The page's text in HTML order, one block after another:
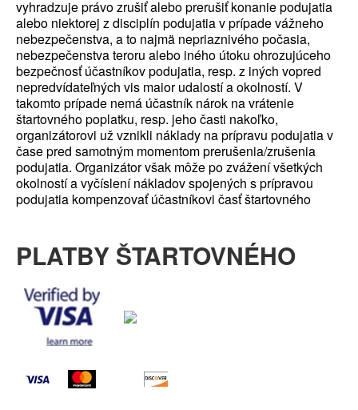
vyhradzuje právo zrušiť alebo prerušiť konanie podujatia
alebo niektorej z disciplín podujatia v prípade vážneho
nebezpečenstva, a to najmä nepriaznivého počasia,
nebezpečenstva teroru alebo iného útoku ohrozujúceho
bezpečnosť účastníkov podujatia, resp. z iných vopred
nepredvídateľných vis maior udalostí a okolností. V
takomto prípade nemá účastník nárok na vrátenie
štartovného poplatku, resp. jeho časti nakoľko,
organizátorovi už vznikli náklady na prípravu podujatia v
čase pred samotným momentom prerušenia/zrušenia
podujatia. Organizátor však môže po zvážení všetkých
okolností a vyčíslení nákladov spojených s prípravou
podujatia kompenzovať účastníkovi časť štartovného
PLATBY ŠTARTOVNÉHO